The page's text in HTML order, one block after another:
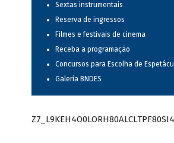
Sextas instrumentais
Reserva de ingressos
Filmes e festivais de cinema
Receba a programação
Concursos para Escolha de
Galeria BNDES
Z7_L9KEH4O0LORH80ALCLTPF80SI4